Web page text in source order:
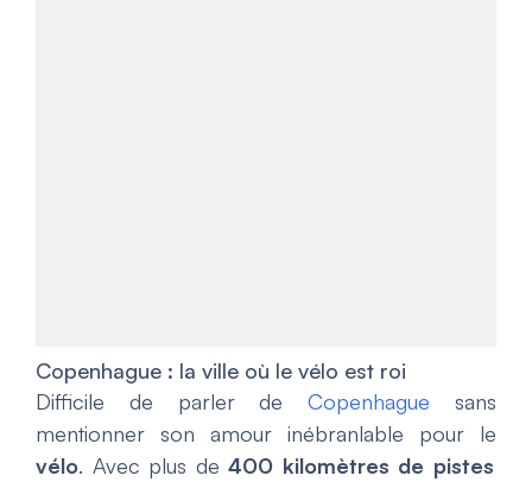
Copenhague : la ville où le vélo est roi
Difficile de parler deCopenhague sans
mentionner son amour inébranlable pour le
vélo. Avec plus de 400 kilomètres de pistes